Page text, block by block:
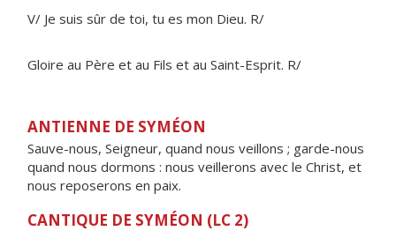
V/ Je suis sûr de toi, tu es mon Dieu. R/
Gloire au Père et au Fils et au Saint-Esprit. R/
ANTIENNE DE SYMÉON
Sauve-nous, Seigneur, quand nous veillons ; garde-nous
quand nous dormons : nous veillerons avec le Christ, et
nous reposerons en paix.
CANTIQUE DE SYMÉON (LC 2)